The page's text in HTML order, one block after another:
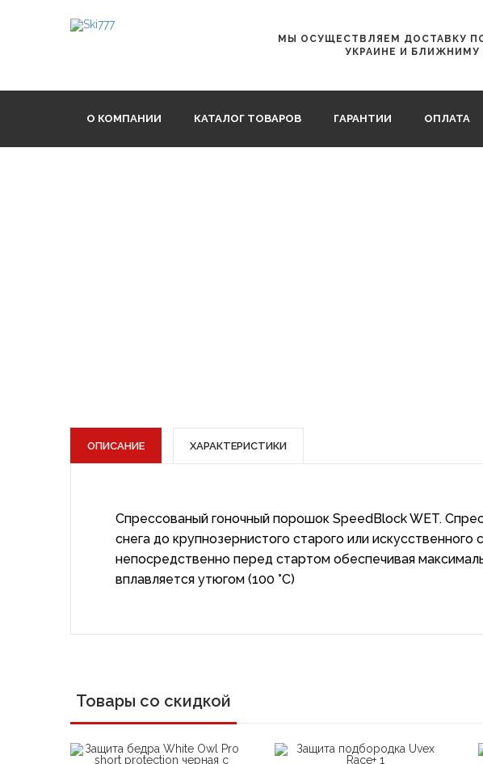
МЫ ОСУЩЕСТВЛЯЕМ ДОСТАВКУ
УКРАИНЕ И БЛИЖНИМУ
О КОМПАНИИ КАТАЛОГ ТОВАРОВ ГАРАНТИИ ОПЛАТА
ОПИСАНИЕ ХАРАКТЕРИСТИКИ
Спрессованый гоночный порошок SpeedBlock WET.
снега до крупнозернистого старого или
непосредственно перед стартом обеспечивая
вплавляется утюгом (100 °C)
Товары со скидкой